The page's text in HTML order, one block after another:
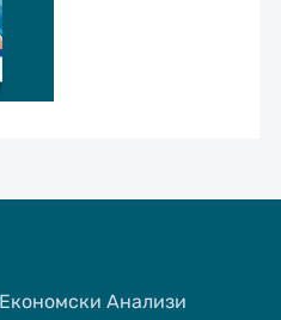
Анализи